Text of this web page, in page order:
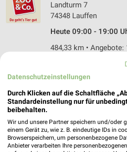
Landturm 7
74348 Lauffen
Heute 09:00 - 19:00
484,33 km •
Fressnapf Ilsfeld
74360 Ilsfeld
482,51 km •
Datenschutzeinstellungen
Durch Klicken auf die Schaltfläche
Standardeinstellung nur für
beibehalten.
Wir und unsere Partner speichern und/oder
einem Gerät zu, wie z. B. eindeutige IDs in
Browserspeichern, um personenbezogene
Anbieter verarbeiten Ihre